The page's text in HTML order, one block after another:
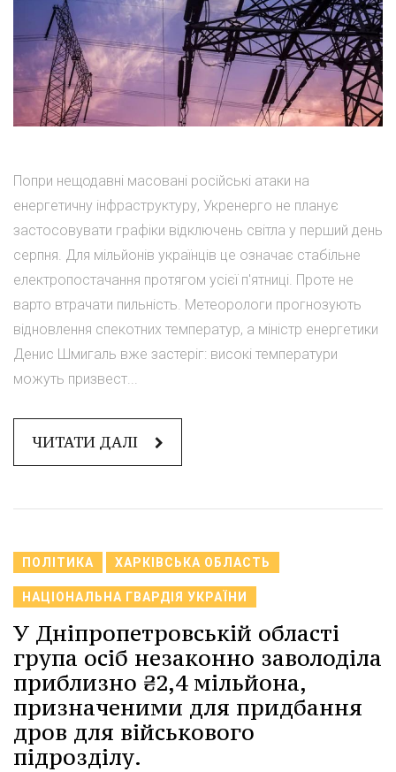
Попри нещодавні масовані російські атаки на
енергетичну інфраструктуру, Укренерго не планує
застосовувати графіки відключень світла у перший день
серпня. Для мільйонів українців це означає стабільне
електропостачання протягом усієї п'ятниці. Проте не
варто втрачати пильність. Метеорологи прогнозують
відновлення спекотних температур, а міністр енергетики
Денис Шмигаль вже застеріг: високі температури
можуть призвест...
ЧИТАТИ ДАЛІ
ПОЛІТИКА ХАРКІВСЬКА ОБЛАСТЬ
НАЦІОНАЛЬНА ГВАРДІЯ УКРАЇНИ
У Дніпропетровській області
група осіб незаконно заволоділа
приблизно ₴2,4 мільйона,
призначеними для придбання
дров для військового
підрозділу.